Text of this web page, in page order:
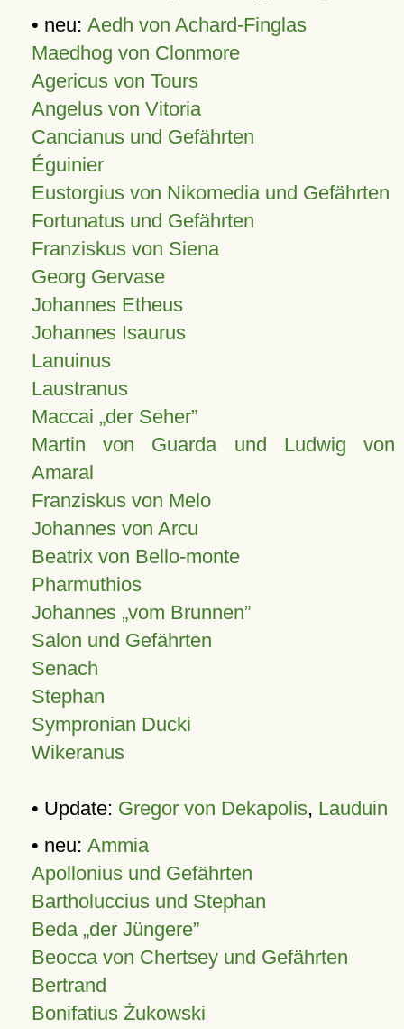
• neu: Aedh von Achard-Finglas
Maedhog von Clonmore
Agericus von Tours
Angelus von Vitoria
Cancianus und Gefährten
Éguinier
Eustorgius von Nikomedia und Gefährten
Fortunatus und Gefährten
Franziskus von Siena
Georg Gervase
Johannes Etheus
Johannes Isaurus
Lanuinus
Laustranus
Maccai „der Seher”
Martin von Guarda und Ludwig von
Amaral
Franziskus von Melo
Johannes von Arcu
Beatrix von Bello-monte
Pharmuthios
Johannes vom Brunnen
Salon und Gefährten
Senach
Stephan
Sympronian Ducki
Wikeranus
• Update: Gregor von Dekapolis, Lauduin
• neu: Ammia
Apollonius und Gefährten
Bartholuccius und Stephan
Beda „der Jüngere”
Beocca von Chertsey und Gefährten
Bertrand
Bonifatius Żukowski